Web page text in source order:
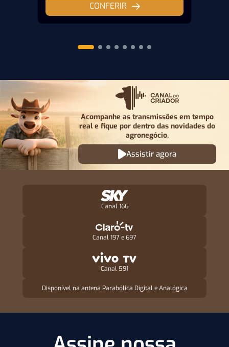
CONFERIR
Acompanhe as transmissões em tempo
real e fique pordentro das novidades do
agronegócio.
Assistir agora
Canal 166
Canal 197 e 697
Canal 591
Disponível na antena Parabólica Digital e Analógica